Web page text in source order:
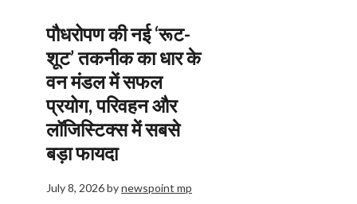
पौधरोपण की नई ‘रूट-
शूट’ तकनीक का धार के
वन मंडल में सफल
प्रयोग, परिवहन और
लॉजिस्टिक्स में सबसे
बड़ा फायदा
July 8, 2026bynewspoint mp